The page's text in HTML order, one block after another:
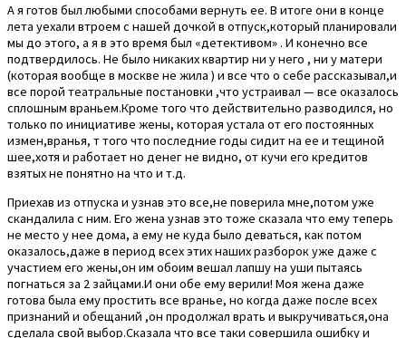
А я готов был любыми способами вернуть ее. В итоге они в конце
лета уехали втроем с нашей дочкой в отпуск,который планировали
мы до этого, а я в это время был «детективом» . И конечно все
подтвердилось. Не было никаких квартир ни у него , ни у матери
(которая вообще в москве не жила ) и все что о себе рассказывал,и
все порой театральные постановки ,что устраивал — все оказалось
сплошным враньем.Кроме того что действительно разводился, но
только по инициативе жены, которая устала от его постоянных
измен,вранья, т того что последние годы сидит на ее и тещиной
шее,хотя и работает но денег не видно, от кучи его кредитов
взятых не понятно на что и т.д.
Приехав из отпуска и узнав это все,не поверила мне,потом уже
скандалила с ним. Его жена узнав это тоже сказала что ему теперь
не место у нее дома, а ему не куда было деваться, как потом
оказалось,даже в период всех этих наших разборок уже даже с
участием его жены,он им обоим вешал лапшу на уши пытаясь
погнаться за 2 зайцами.И они обе ему верили! Моя жена даже
готова была ему простить все вранье, но когда даже после всех
признаний и обещаний ,он продолжал врать и выкручиваться,она
сделала свой выбор.Сказала что все таки совершила ошибку и